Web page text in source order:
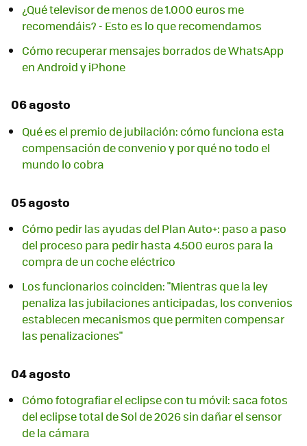
¿Qué televisor de menos de 1.000 euros me
recomendáis? - Esto es lo que recomendamos
Cómo recuperar mensajes borrados de WhatsApp
en Android y iPhone
06 agosto
Qué es el premio de jubilación: cómo funciona esta
compensación de convenio y por qué no todo el
mundo lo cobra
05 agosto
Cómo pedir las ayudas del Plan Auto+: paso a paso
del proceso para pedir hasta 4.500 euros para la
compra de un coche eléctrico
Los funcionarios coinciden: "Mientras que la ley
penaliza las jubilaciones anticipadas, los convenios
establecen mecanismos que permiten compensar
las penalizaciones"
04 agosto
Cómo fotografiar el eclipse con tu móvil: saca fotos
del eclipse total de Sol de 2026 sin dañar el sensor
de la cámara